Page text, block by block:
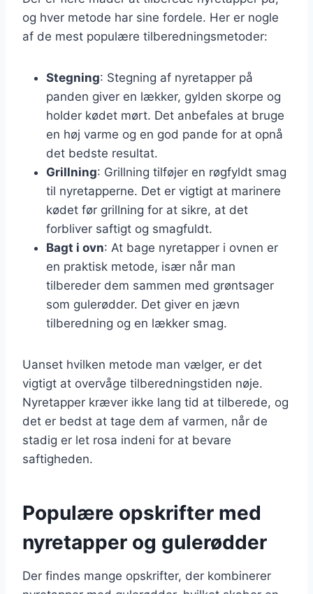
og hver metode har sine fordele. Her er nogle
af de mest populære tilberedningsmetoder:
Stegning: Stegning af nyretapper på
panden giver en lækker, gylden skorpe og
holder kødet mørt. Det anbefales at bruge
en høj varme og en god pande for at opnå
det bedste resultat.
Grillning: Grillning tilføjer en røgfyldt smag
til nyretapperne. Det er vigtigt at marinere
kødet før grillning for at sikre, at det
forbliver saftigt og smagfuldt.
Bagt i ovn: At bage nyretapper i ovnen er
en praktisk metode, især når man
tilbereder dem sammen med grøntsager
som gulerødder. Det giver en jævn
tilberedning og en lækker smag.
Uanset hvilken metode man vælger, er det
vigtigt at overvåge tilberedningstiden nøje.
Nyretapper kræver ikke lang tid at tilberede, og
det er bedst at tage dem af varmen, når de
stadig er let rosa indeni for at bevare
saftigheden.
Populære opskrifter med
nyretapper og gulerødder
Der findes mange opskrifter, der kombinerer